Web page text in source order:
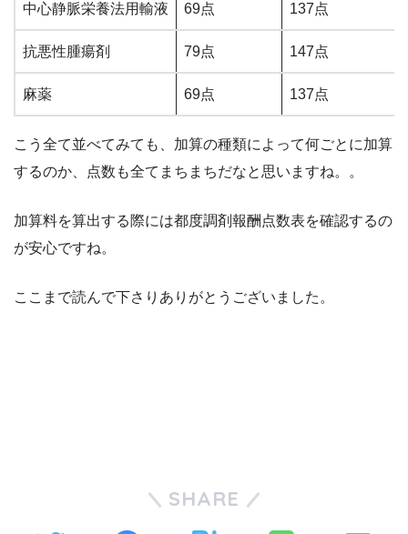
中心静脈栄養法用輸液 69点 137点
抗悪性腫瘍剤 79点 147点
麻薬 69点 137点
こう全て並べてみても、加算の種類によって何ごとに加算
するのか、点数も全てまちまちだなと思いますね。。
加算料を算出する際には都度調剤報酬点数表を確認するの
が安心ですね。
ここまで読んで下さりありがとうございました。
SHARE